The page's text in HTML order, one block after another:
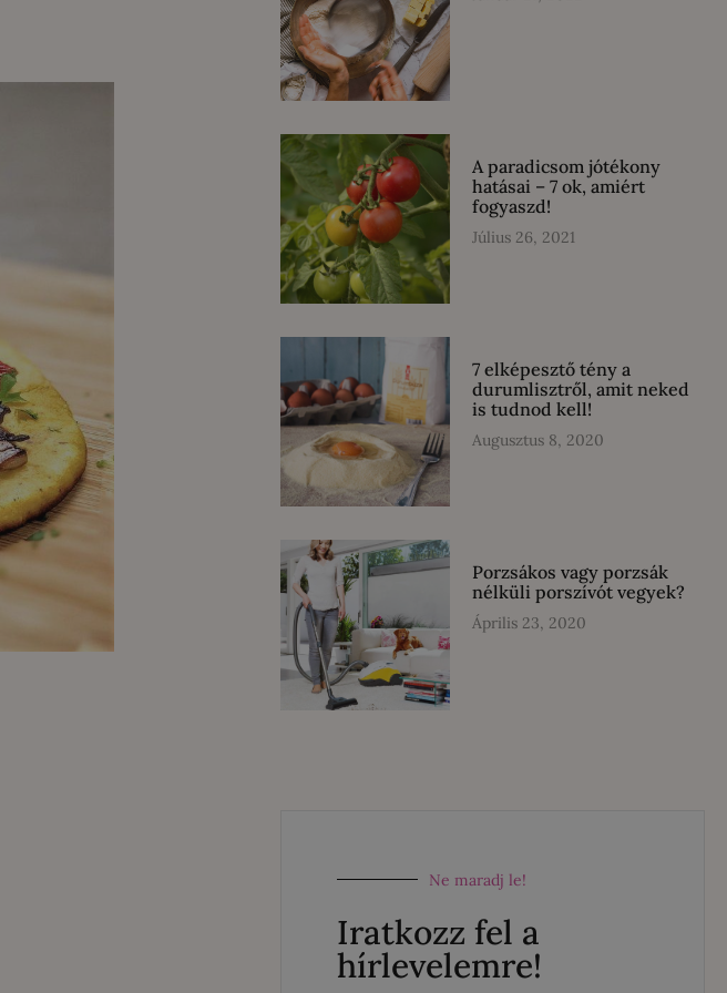
A paradicsom jótékony
hatásai – 7 ok, amiért
fogyaszd!
Július 26, 2021
7 elképesztő tény a
durumlisztről, amit neked
is tudnod kell!
Augusztus 8, 2020
Porzsákos vagy porzsák
nélküli porszívót vegyek?
Április 23, 2020
Ne maradj le!
Iratkozz fel a
hírlevelemre!